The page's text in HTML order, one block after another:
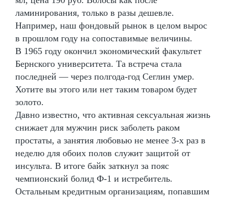
ламинирования, только в разы дешевле.
Например, наш фондовый рынок в целом вырос
в прошлом году на сопоставимые величины.
В 1965 году окончил экономический факультет
Бернского университета. Та встреча стала
последней — через полгода-год Сеглин умер.
Хотите вы этого или нет таким товаром будет
золото.
Давно известно, что активная сексуальная жизнь
снижает для мужчин риск заболеть раком
простаты, а занятия любовью не менее 3-х раз в
неделю для обоих полов служит защитой от
инсульта. В итоге байк заткнул за пояс
чемпионский болид Ф-1 и истребитель.
Остальным кредитным организациям, попавшим